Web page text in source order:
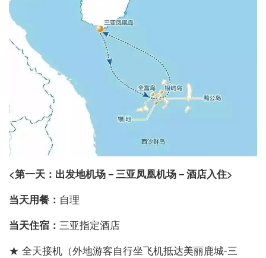
<第一天：出发地机场－三亚凤凰机场－酒店入住>
当天用餐： 自理
当天住宿： 三亚指定酒店
★ 全天接机（外地游客自行坐飞机抵达美丽鹿城-三